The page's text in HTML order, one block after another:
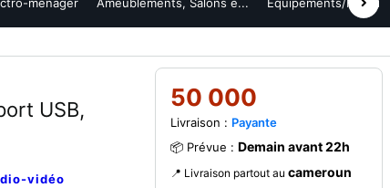
USB,
vidéo
50 000
Livraison : Payante
📦 Prévue : Demain avant 22h
📍 Livraison partout au cameroun